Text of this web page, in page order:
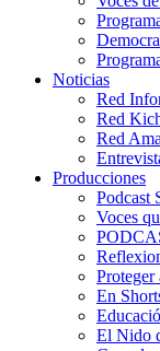
Noticias
Red
Red
Red
Producciones
Podcast
Voces
Proteger
En
El Nido